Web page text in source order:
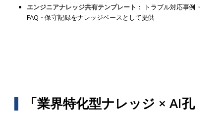
エンジニアナレッジ共有テンプレート ： トラブル対応事例・
FAQ・保守記録をナレッジベースとして提供
「業界特化型ナレッジ × AI孔